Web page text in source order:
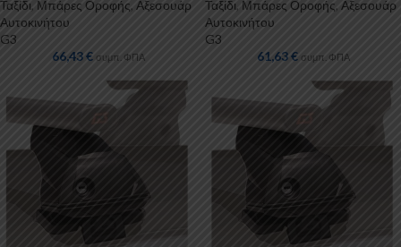
Ταξίδι Μπάρες Οροφής, Αξεσουάρ
Αυτοκινήτου
G3
66,43€ συμπ. ΦΠΑ
Ταξίδι Μπάρες Οροφής Αξεσουάρ
Αυτοκινήτου
G3
61,63€ συμπ. ΦΠΑ